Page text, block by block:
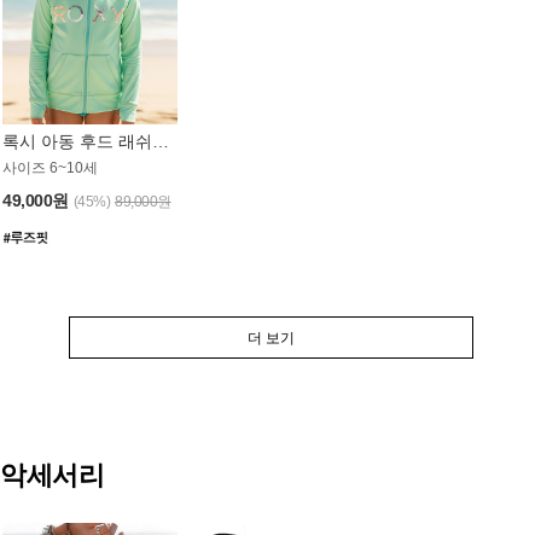
록시 아동 후드 래쉬가드 GT764MRX
사이즈 6~10세
49,000원 (45%) 89,000원
더 보기
악세서리